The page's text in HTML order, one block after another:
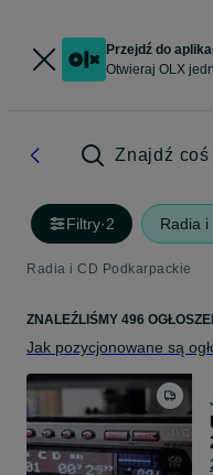
Przejdź do
Otwieraj OLX
Znajdź
Filtry·2 Radia i
Radia i CD Podkarpackie
ZNALEŹLIŚMY 496
Jak pozycjonowane są